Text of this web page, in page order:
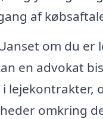
af
om du er
en advokat
lejekontrakter,
omkring